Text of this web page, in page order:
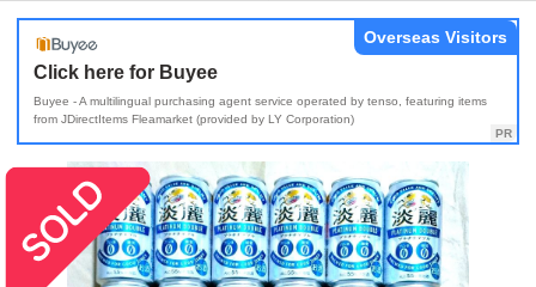
Click here for Buyee
Buyee - A multilingual purchasing agent service operated by tenso, featuring items
from JDirectItems Fleamarket (provided by LY Corporation)
Overseas Visitors